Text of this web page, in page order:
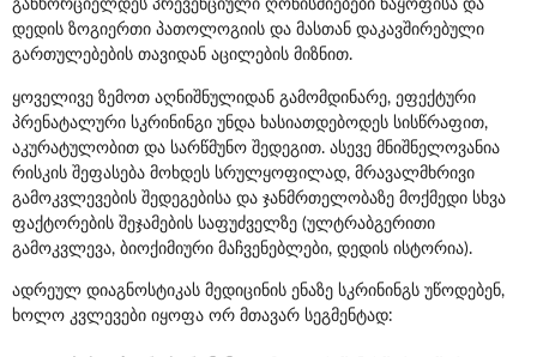
განხორციელდეს პრევენციული ღონისძიებები ნაყოფისა და
დედის ზოგიერთი პათოლოგიის და მასთან დაკავშირებული
გართულებების თავიდან აცილების მიზნით.
ყოველივე ზემოთ აღნიშნულიდან გამომდინარე, ეფექტური
პრენატალური სკრინინგი უნდა ხასიათდებოდეს სისწრაფით,
აკურატულობით და სარწმუნო შედეგით. ასევე მნიშნელოვანია
რისკის შეფასება მოხდეს სრულყოფილად, მრავალმხრივი
გამოკვლევების შედეგებისა და ჯანმრთელობაზე მოქმედი სხვა
ფაქტორების შეჯამების საფუძველზე (ულტრაბგერითი
გამოკვლევა, ბიოქიმიური მაჩვენებლები, დედის ისტორია).
ადრეულ დიაგნოსტიკას მედიცინის ენაზე სკრინინგს უწოდებენ,
ხოლო კვლევები იყოფა ორ მთავარ სეგმენტად: